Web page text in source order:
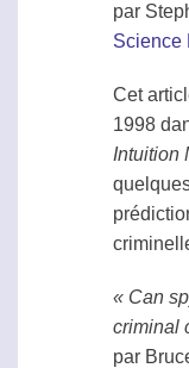
par
Science
Cet
1998
Intuition
« Can
criminal
par